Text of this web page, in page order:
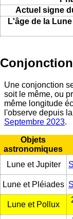
Actuel signe
L'âge de la
Une conjonction
soit le même, ou
même longitude
l'observe depuis
Septembre 2023.
Objets
astronomiques
Lune et Jupiter
Lune et Pléiades
Lune et Pollux